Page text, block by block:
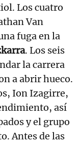
Los cuatro
Van
fuga en la
. Los seis
la carrera
a abrir hueco.
Ion Izagirre,
así
y el grupo
Antes de las